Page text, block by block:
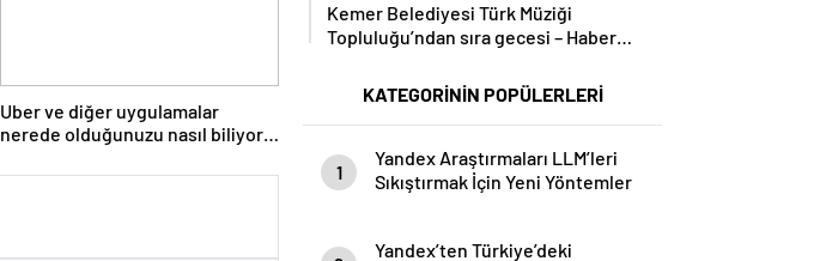
Uber ve diğer uygulamalar
nerede olduğunuzu nasıl biliyor?
Kemer Belediyesi Türk Müziği
Topluluğu’ndan sıra gecesi – Haber
KATEGORİNİN POPÜLERLERİ
1
Yandex Araştırmaları LLM’leri
Sıkıştırmak İçin Yeni Yöntemler
Azalttı- Haber Şafak
Yandex’ten Türkiye’deki